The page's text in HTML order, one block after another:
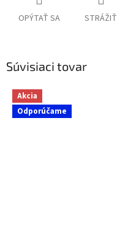
OPÝTAŤ SA STRÁŽIŤ
Súvisiaci tovar
Akcia
Odporúčame